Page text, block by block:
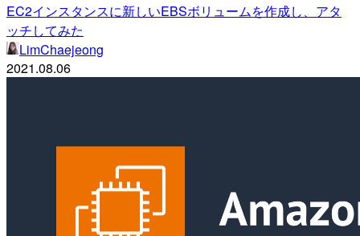
EC2インスタンスに新しいEBSボリュームを作成し、アタ
ッチしてみた
LimChaejeong
2021.08.06